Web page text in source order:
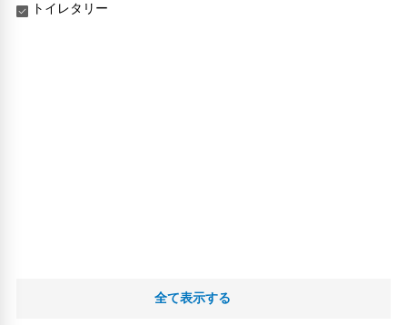
トイレタリー
全て表示する